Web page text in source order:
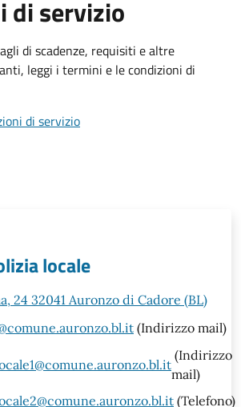
di servizio
di scadenze, requisiti e altre
leggi i termini e le condizioni di
di servizio
locale
24 32041 Auronzo di Cadore (BL)
(Indirizzo mail)
(Indirizzo
mail)
(Telefono)